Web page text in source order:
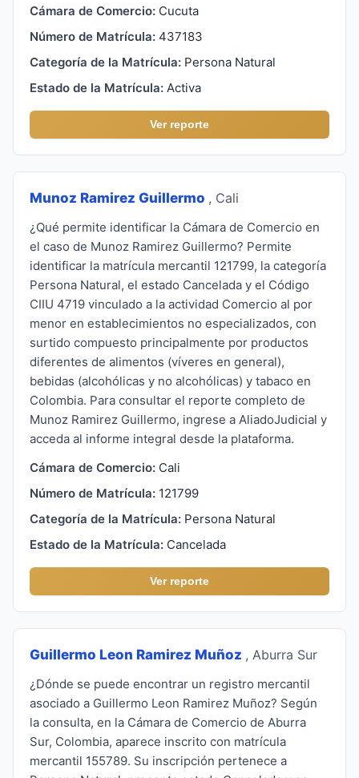
Cámara de Comercio: Cucuta
Número de Matrícula: 437183
Categoría de la Matrícula: Persona Natural
Estado de la Matrícula: Activa
Ver reporte
Munoz Ramirez Guillermo , Cali
¿Qué permite identificar la Cámara de Comercio en
el caso de Munoz Ramirez Guillermo? Permite
identificar la matrícula mercantil 121799, la categoría
Persona Natural, el estado Cancelada y el Código
CIIU 4719 vinculado a la actividad Comercio al por
menor en establecimientos no especializados, con
surtido compuesto principalmente por productos
diferentes de alimentos (víveres en general),
bebidas (alcohólicas y no alcohólicas) y tabaco en
Colombia. Para consultar el reporte completo de
Munoz Ramirez Guillermo, ingrese a AliadoJudicial y
acceda al informe integral desde la plataforma.
Cámara de Comercio: Cali
Número de Matrícula: 121799
Categoría de la Matrícula: Persona Natural
Estado de la Matrícula: Cancelada
Ver reporte
Guillermo Leon Ramirez Muñoz , Aburra Sur
¿Dónde se puede encontrar un registro mercantil
asociado a Guillermo Leon Ramirez Muñoz? Según
la consulta, en la Cámara de Comercio de Aburra
Sur, Colombia, aparece inscrito con matrícula
mercantil 155789. Su inscripción pertenece a